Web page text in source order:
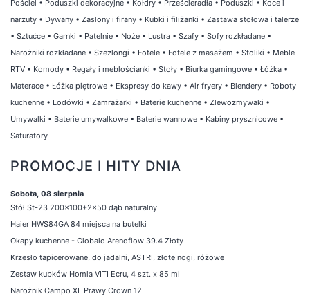
Pościel • Poduszki dekoracyjne • Kołdry • Prześcieradła • Poduszki • Koce i
narzuty • Dywany • Zasłony i firany • Kubki i filiżanki • Zastawa stołowa i talerze
• Sztućce • Garnki • Patelnie • Noże • Lustra • Szafy • Sofy rozkładane •
Narożniki rozkładane • Szezlongi • Fotele • Fotele z masażem • Stoliki • Meble
RTV • Komody • Regały i meblościanki • Stoły • Biurka gamingowe • Łóżka •
Materace • Łóżka piętrowe • Ekspresy do kawy • Air fryery • Blendery • Roboty
kuchenne • Lodówki • Zamrażarki • Baterie kuchenne • Zlewozmywaki •
Umywalki • Baterie umywalkowe • Baterie wannowe • Kabiny prysznicowe •
Saturatory
PROMOCJE I HITY DNIA
Sobota, 08 sierpnia
Stół St-23 200x100+2x50 dąb naturalny
Haier HWS84GA 84 miejsca na butelki
Okapy kuchenne - Globalo Arenoflow 39.4 Złoty
Krzesło tapicerowane, do jadalni, ASTRI, złote nogi, różowe
Zestaw kubków Homla VITI Ecru, 4 szt. x 85 ml
Narożnik Campo XL Prawy Crown 12